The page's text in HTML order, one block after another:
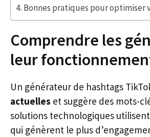
Bonnes pratiques pour optimiser
Comprendre les
leur
Un générateur de hashtags
actuelles et suggère des mots-
solutions technologiques
qui génèrent le plus